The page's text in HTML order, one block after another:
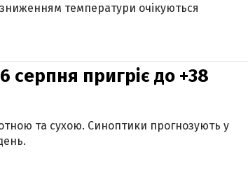
температури очікуються
серпня пригріє до +38
та сухою. Синоптики прогнозують у